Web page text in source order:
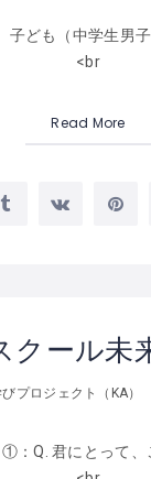
子ども（中学生男子
<br
Read More
クール
プロジェクト（KA）
①：Q. 君にとって